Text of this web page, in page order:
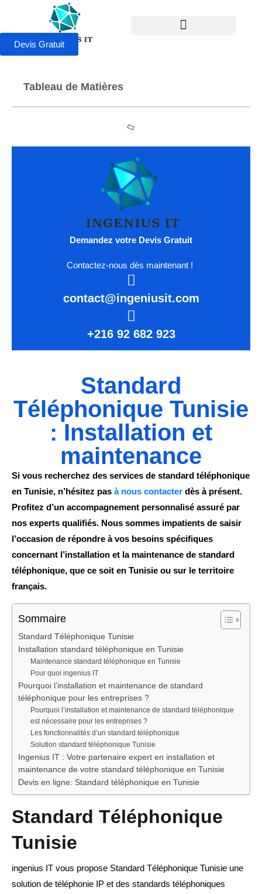
Devis Gratuit
Tableau de Matières
Demandez votre Devis Gratuit
Contactez-nous dès maintenant !
contact@ingeniusit.com
+216 92 682 923
Standard
Téléphonique Tunisie
: Installation et
maintenance
Si vous recherchez des services de standard téléphonique
en Tunisie, n’hésitez pas à nous contacter dès à présent.
Profitez d’un accompagnement personnalisé assuré par
nos experts qualifiés. Nous sommes impatients de saisir
l’occasion de répondre à vos besoins spécifiques
concernant l’installation et la maintenance de standard
téléphonique, que ce soit en Tunisie ou sur le territoire
français.
Sommaire
Standard Téléphonique Tunisie
Installation standard téléphonique en Tunisie
Maintenance standard téléphonique en Tunisie
Pour quoi ingenius IT
Pourquoi l’installation et maintenance de standard
téléphonique pour les entreprises ?
Pourquoi l’installation et maintenance de standard téléphonique
est nécessaire pour les entreprises ?
Les fonctionnalités d’un standard téléphonique
Solution standard téléphonique Tunisie
Ingenius IT : Votre partenaire expert en installation et
maintenance de votre standard téléphonique en Tunisie
Devis en ligne: Standard téléphonique en Tunisie
Standard Téléphonique
Tunisie
ingenius IT vous propose Standard Téléphonique Tunisie une
solution de téléphonie IP et des standards téléphoniques